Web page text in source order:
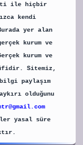
ile hiçbir
kendi
yer alan
kurum ve
kurum ve
Sitemiz,
paylaşım
olduğunu
yasal süre